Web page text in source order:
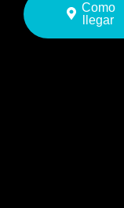
Como
llegar